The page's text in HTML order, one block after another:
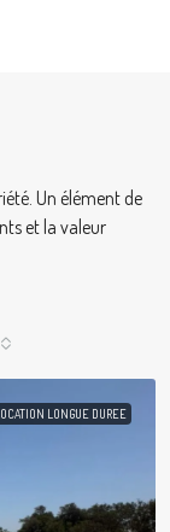
Un élément de
et la valeur
LONGUE DUREE